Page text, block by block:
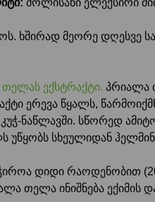
მოლისანი ელექსირი
ხშირად მეორე დღესვე
ექსტრაქტი. პრიალა
ერევა წყალს,
ნაწლავში. სწორედ
სხეულიდან
დიდი რაოდენობით
თელა ინიშნება ექიმის